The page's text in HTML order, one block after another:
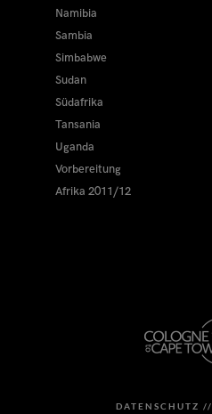
Namibia
Sambia
Simbabwe
Sudan
Südafrika
Tansania
Uganda
Vorbereitung
Afrika 2011/12
DATENSCHUTZ //